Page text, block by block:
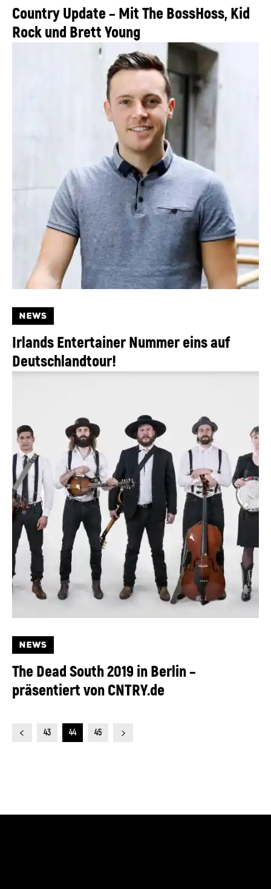
Country Update – Mit The BossHoss, Kid
Rock und Brett Young
NEWS
Irlands Entertainer Nummer eins auf
Deutschlandtour!
NEWS
The Dead South 2019 in Berlin –
präsentiert von CNTRY.de
43 44 45